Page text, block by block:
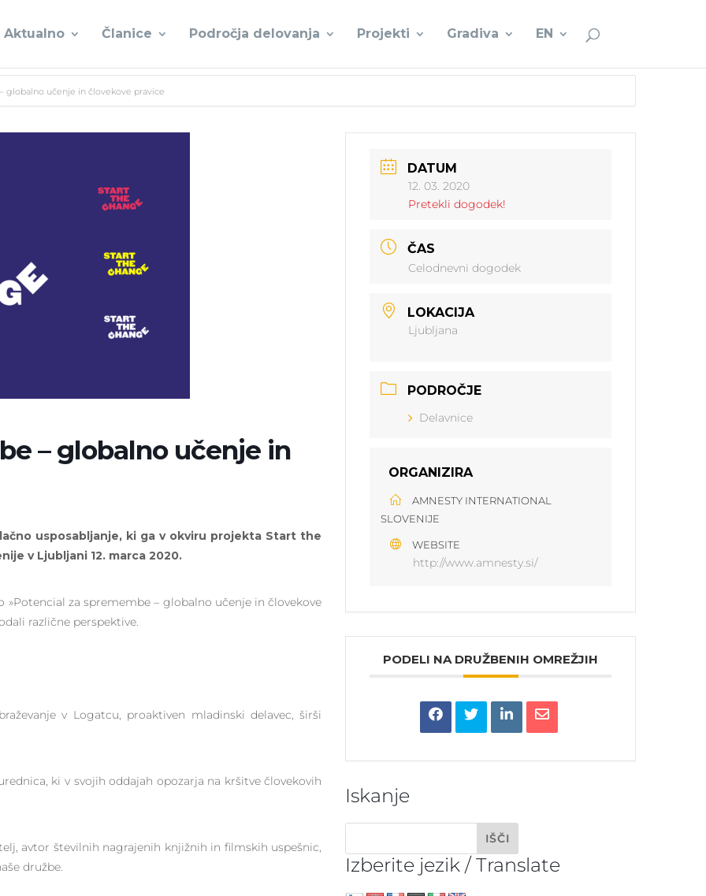
Aktualno Članice Področja delovanja Projekti Gradiva EN
globalno učenje in človekove pravice
– globalno učenje in
usposabljanje, ki ga v okviru projekta Start the
v Ljubljani 12. marca 2020.
za spremembe – globalno učenje in človekove
različne perspektive.
v Logatcu, proaktiven mladinski delavec, širši
ki v svojih oddajah opozarja na kršitve človekovih
avtor številnih nagrajenih knjižnih in filmskih uspešnic,
družbe.
DATUM
12. 03. 2020
Pretekli dogodek!
ČAS
Celodnevni dogodek
LOKACIJA
Ljubljana
PODROČJE
Delavnice
ORGANIZIRA
AMNESTY INTERNATIONAL
SLOVENIJE
WEBSITE
http://www.amnesty.si/
PODELI NA DRUŽBENIH OMREŽJIH
Iskanje
Izberite jezik / Translate